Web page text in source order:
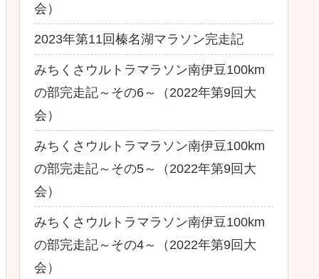
会）
2023年第11回榛名湖マラソン完走記
みちくさウルトラマラソン南伊豆100km
の部完走記～その6～（2022年第9回大
会）
みちくさウルトラマラソン南伊豆100km
の部完走記～その5～（2022年第9回大
会）
みちくさウルトラマラソン南伊豆100km
の部完走記～その4～（2022年第9回大
会）